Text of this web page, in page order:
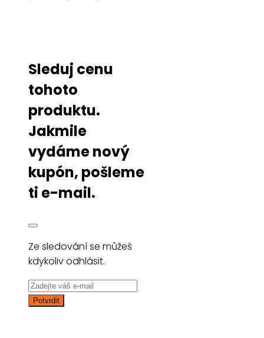
Sleduj cenu
tohoto
produktu.
Jakmile
vydáme nový
kupón, pošleme
ti e-mail.
Ze sledování se můžeš
kdykoliv odhlásit.